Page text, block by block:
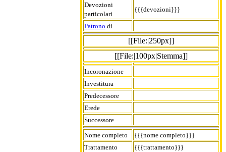
Devozioni
particolari
{{{devozioni}}}
Patrono di
[[File:|250px]]
[[File:|100px|Stemma]]
Incoronazione
Investitura
Predecessore
Erede
Successore
Nome completo
{{{nome completo}}}
Trattamento
{{{trattamento}}}